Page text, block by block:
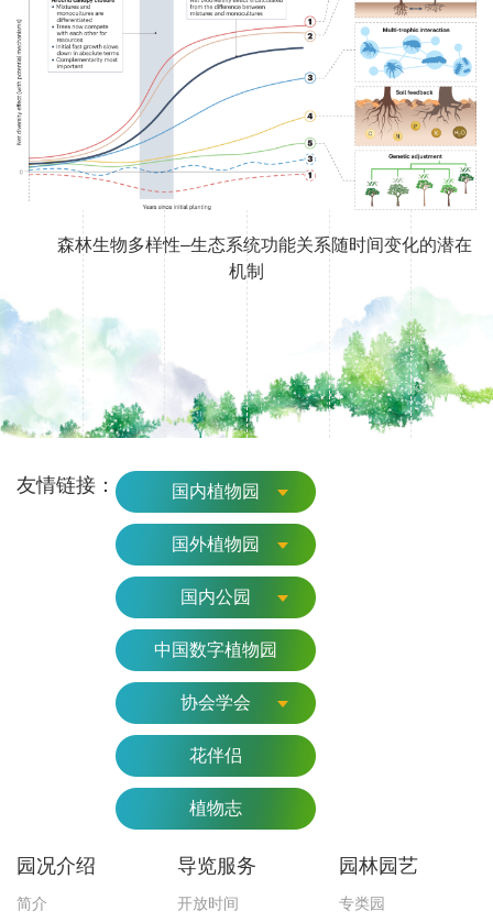
森林生物多样性–生态系统功能关系随时间变化的潜在
机制
友情链接： 国内植物园
国外植物园
国内公园
中国数字植物园
协会学会
花伴侣
植物志
园况介绍
简介
导览服务
开放时间
园林园艺
专类园